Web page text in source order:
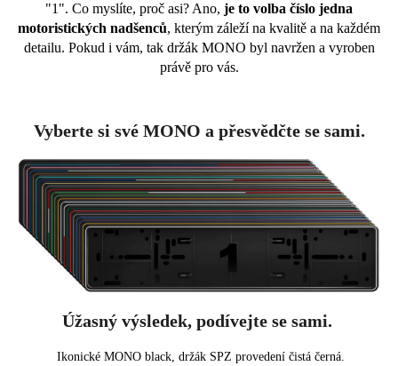
"1". Co myslíte, proč asi? Ano, je to volba číslo jedna
motoristických nadšenců, kterým záleží na kvalitě a na každém
detailu. Pokud i vám, tak držák MONO byl navržen a vyroben
právě pro vás.
Vyberte si své MONO a přesvědčte se sami.
Úžasný výsledek, podívejte se sami.
Ikonické MONO black, držák SPZ provedení čistá černá.